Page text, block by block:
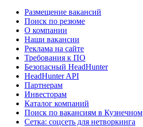
Размещение вакансий
Поиск по резюме
О компании
Наши вакансии
Реклама на сайте
Требования к ПО
Безопасный HeadHunter
HeadHunter API
Партнерам
Инвесторам
Каталог компаний
Поиск по вакансиям в Кузнечном
Сетка: соцсеть для нетворкинга